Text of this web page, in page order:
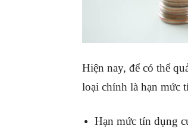
Hiện nay, để có thể
loại chính là hạn mức
Hạn mức tín dụng